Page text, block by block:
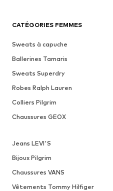
CATÉGORIES FEMMES
Sweats à capuche
Ballerines Tamaris
Sweats Superdry
Robes Ralph Lauren
Colliers Pilgrim
Chaussures GEOX
Jeans LEVI'S
Bijoux Pilgrim
Chaussures VANS
Vêtements Tommy Hilfiger